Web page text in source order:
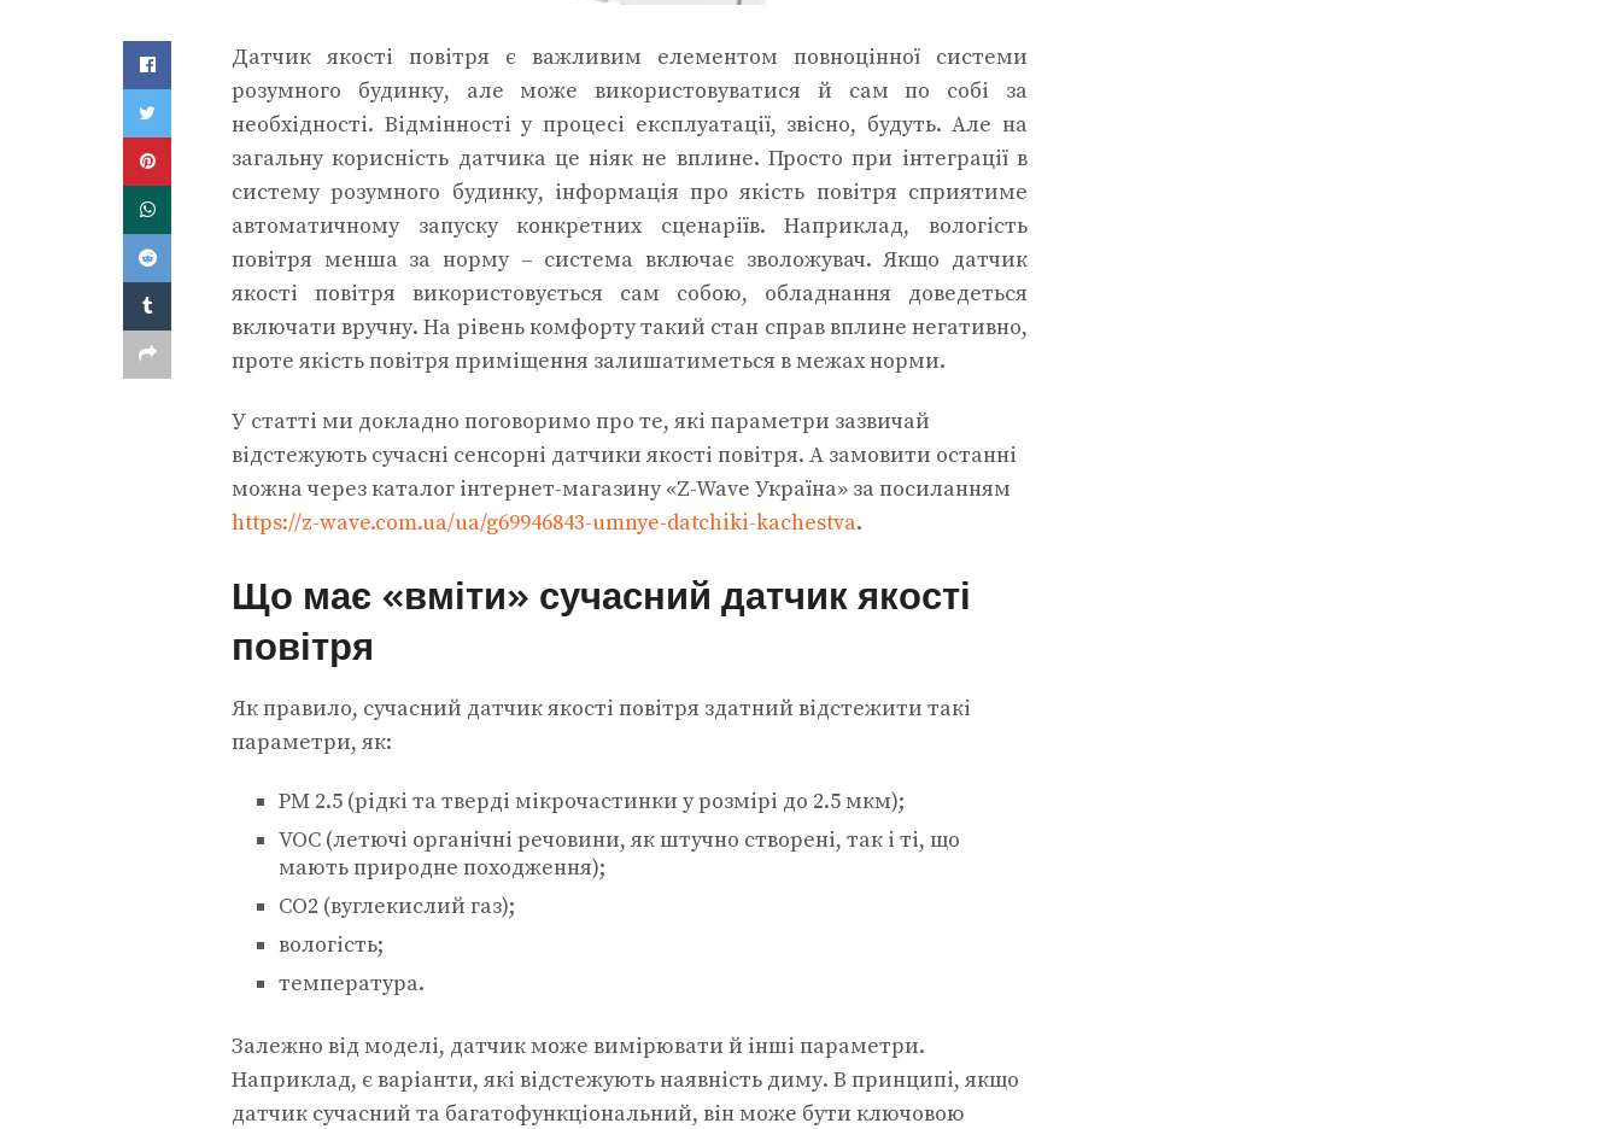
Датчик якості повітря є важливим елементом повноцінної системи
розумного будинку, але може використовуватися й сам по собі за
необхідності. Відмінності у процесі експлуатації, звісно, ​​будуть. Але на
загальну корисність датчика це ніяк не вплине. Просто при інтеграції в
систему розумного будинку, інформація про якість повітря сприятиме
автоматичному запуску конкретних сценаріїв. Наприклад, вологість
повітря менша за норму – система включає зволожувач. Якщо датчик
якості повітря використовується сам собою, обладнання доведеться
включати вручну. На рівень комфорту такий стан справ вплине негативно,
проте якість повітря приміщення залишатиметься в межах норми.
У статті ми докладно поговоримо про те, які параметри зазвичай
відстежують сучасні сенсорні датчики якості повітря. А замовити останні
можна через каталог інтернет-магазину «Z-Wave Україна» за посиланням
https://z-wave.com.ua/ua/g69946843-umnye-datchiki-kachestva.
Що має «вміти» сучасний датчик якості
повітря
Як правило, сучасний датчик якості повітря здатний відстежити такі
параметри, як:
PM 2.5 (рідкі та тверді мікрочастинки у розмірі до 2.5 мкм);
VOC (летючі органічні речовини, як штучно створені, так і ті, що
мають природне походження);
CO2 (вуглекислий газ);
вологість;
температура.
Залежно від моделі, датчик може вимірювати й інші параметри.
Наприклад, є варіанти, які відстежують наявність диму. В принципі, якщо
датчик сучасний та багатофункціональний, він може бути ключовою